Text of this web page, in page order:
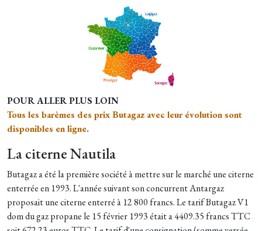
POUR ALLER PLUS LOIN
Tous les barèmes des prix Butagaz avec leur évolution sont
disponibles en ligne.
La citerne Nautila
Butagaz a été la première société à mettre sur le marché une citerne
enterrée en 1993. L'année suivant son concurrent Antargaz
proposait une citerne enterré à 12 800 francs. Le tarif Butagaz V1
dom du gaz propane le 15 février 1993 était a 4409.35 francs TTC